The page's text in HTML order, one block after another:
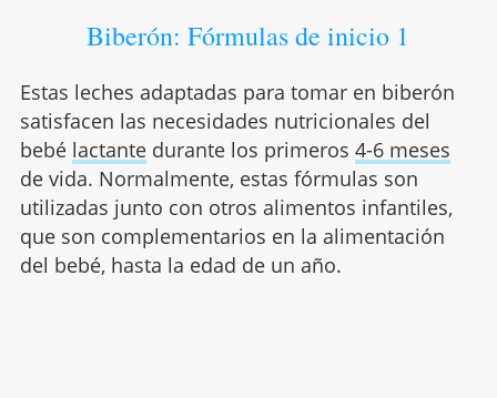
Biberón: Fórmulas de inicio 1
Estas leches adaptadas para tomar en biberón
satisfacen las necesidades nutricionales del
bebé lactantedurante los primeros 4-6 meses
de vida. Normalmente, estas fórmulas son
utilizadas junto con otros alimentos infantiles,
que son complementarios en la alimentación
del bebé, hasta la edad de un año.